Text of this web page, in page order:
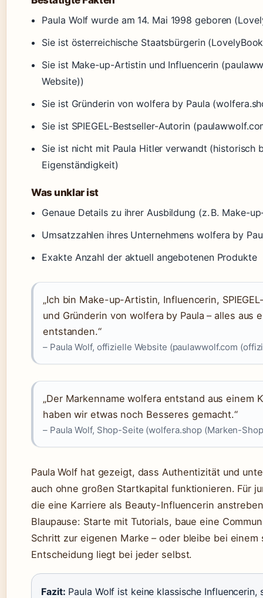
Paula Wolf wurde am 14. Mai 1998 geboren
Sie ist österreichische Staatsbürgerin
Sie ist Make-up-Artistin und Influencerin
Website))
Sie ist Gründerin von wolfera by Paula
Sie ist SPIEGEL-Bestseller-Autorin
Sie ist nicht mit Paula Hitler verwandt (historisch
Eigenständigkeit)
Was unklar ist
Genaue Details zu ihrer Ausbildung (z. B. Make-
Umsatzzahlen ihres Unternehmens wolfera by
Exakte Anzahl der aktuell angebotenen Produkte
„Ich bin Make-up-Artistin, Influencerin,
und Gründerin von wolfera by Paula – alles aus
entstanden.“
– Paula Wolf, offizielle Website (paulawwolf.com
„Der Markenname wolfera entstand aus einem
haben wir etwas noch Besseres gemacht.“
– Paula Wolf, Shop-Seite (wolfera.shop (Marken-
Paula Wolf hat gezeigt, dass Authentizität und
auch ohne großen Startkapital funktionieren. Für
die eine Karriere als Beauty-Influencerin
Blaupause: Starte mit Tutorials, baue eine
Schritt zur eigenen Marke – oder bleibe bei
Entscheidung liegt bei jeder selbst.
Fazit: Paula Wolf ist keine klassische Influencerin,